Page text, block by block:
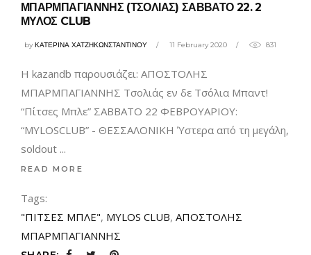
ΜΠΑΡΜΠΑΓΙΑΝΝΗΣ (ΤΣΟΛΙΑΣ) ΣΑΒΒΑΤΟ 22. 2
ΜΥΛΟΣ CLUB
byΚΑΤΕΡΙΝΑ ΧΑΤΖΗΚΩΝΣΤΑΝΤΙΝΟΥ 11 February 2020 831
Η kazandb παρουσιάζει: ΑΠΟΣΤΟΛΗΣ
ΜΠΑΡΜΠΑΓΙΑΝΝΗΣ Τσολιάς εν δε Τσόλια Μπαντ!
“Πίτσες Μπλε” ΣΑΒΒΑΤΟ 22 ΦΕΒΡΟΥΑΡΙΟΥ:
“MYLOSCLUB” - ΘΕΣΣΑΛΟΝΙΚΗ Ύστερα από τη μεγάλη,
soldout
READ MORE
Tags:
"ΠΙΤΣΕΣ ΜΠΛΕ", MYLOS CLUB, ΑΠΟΣΤΟΛΗΣ
ΜΠΑΡΜΠΑΓΙΑΝΝΗΣ